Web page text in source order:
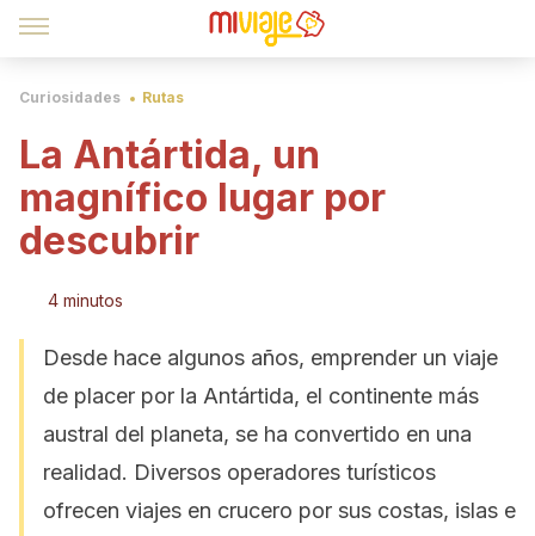
Curiosidades Rutas
La Antártida, un
magnífico lugar por
descubrir
4 minutos
Desde hace algunos años, emprender un viaje
de placer por la Antártida, el continente más
austral del planeta, se ha convertido en una
realidad. Diversos operadores turísticos
ofrecen viajes en crucero por sus costas, islas e